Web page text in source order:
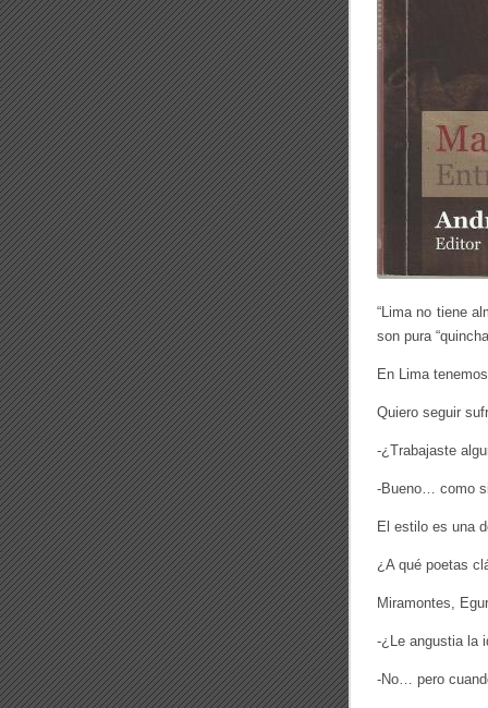
“Lima no tiene
son pura
En Lima
Quiero seguir
-¿Trabajaste
-Bueno… como
El estilo es una
¿A qué poetas
Miramontes,
-¿Le angustia la
-No… pero